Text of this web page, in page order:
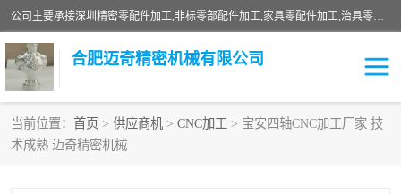
公司主要承接深圳精密零配件加工,非标零部配件加工,家具零配件加工,治具零配件加工,安徽精密零配件加工等各种各种精密机械加工，欢迎来来电咨询！
合肥迈奇精密机械有限公司
当前位置： 首页 > 供应商机 > CNC加工 > 宝安四轴CNC加工厂家 技
术成熟 迈奇精密机械
铣床加工